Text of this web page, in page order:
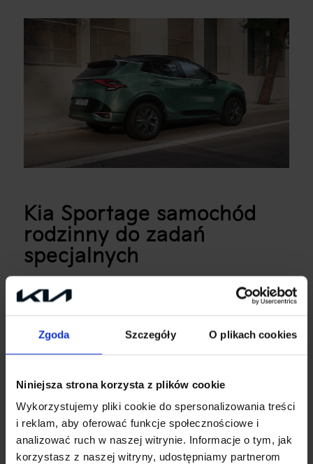
Zgoda Szczegóły O plikach cookies
Niniejsza strona korzysta z plików cookie
Wykorzystujemy pliki cookie do spersonalizowania treści
i reklam, aby oferować funkcje społecznościowe i
analizować ruch w naszej witrynie. Informacje o tym, jak
korzystasz z naszej witryny, udostępniamy partnerom
Kia Sportage samochód
rodzinny do zadań
specjalnych
Kia Sportage
to bogato wyposażony SUV, który
umożliwia wydajną i bezpieczną jazdę. Posiada
rzeczywistym informują kierowcę o natężeniu
ruchu czy pogodzie. Ponadto tryb terenowy
samoczynnie dopasowuje ustawienia pojazdu do
panujących warunków na drogach, co umożliwia
dynamiczną i komfortową jazdę w każdym terenie.
Dzięki aplikacji Kia Comfort możliwe jest zdalne
sterowanie pojazdem za pomocą smartphone np.